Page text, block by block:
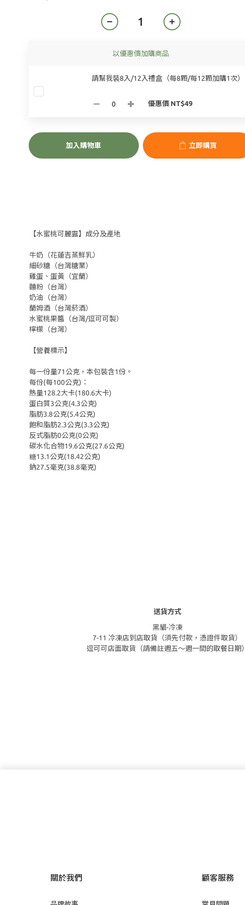
以優惠價加購商品
請幫我裝8入/12入禮盒（每8顆/每12顆加購1次）
優惠價 NT$49
加入購物車 立即購買
【水蜜桃可麗露】成分及產地
牛奶（花蓮吉蒸鮮乳）
細砂糖（台灣糖業）
雞蛋、蛋黃（宜蘭）
麵粉（台灣）
奶油（台灣）
蘭姆酒（台灣菸酒）
水蜜桃果醬（台灣/逗可可製）
檸檬（台灣）
【營養標示】
每一份量71公克，本包裝含1份。
每份(每100公克)：
熱量128.2大卡(180.6大卡)
蛋白質3公克(4.3公克)
脂肪3.8公克(5.4公克)
飽和脂肪2.3公克(3.3公克)
反式脂肪0公克(0公克)
碳水化合物19.6公克(27.6公克)
糖13.1公克(18.42公克)
鈉27.5毫克(38.8毫克)
送貨方式
黑貓-冷凍
7-11 冷凍店到店取貨（須先付款，憑證件取貨）
逗可可店面取貨（請備註週五～週一間的取餐日期）
關於我們 顧客服務